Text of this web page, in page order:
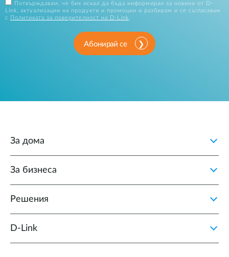
Потвърждавам, че бих искал да бъда информиран за новини от D-
Link, актуализации на продукти и промоции и разбирам и се съгласявам
с
Политиката за поверителност на D-Link
Абонирай се
За дома
За бизнеса
Решения
D‑Link